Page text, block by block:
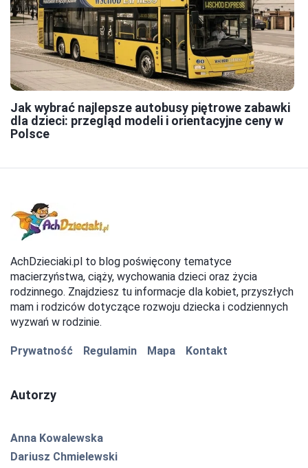
Jak wybrać najlepsze autobusy piętrowe zabawki
dla dzieci: przegląd modeli i orientacyjne ceny w
Polsce
AchDzieciaki.pl to blog poświęcony tematyce
macierzyństwa, ciąży, wychowania dzieci oraz życia
rodzinnego. Znajdziesz tu informacje dla kobiet, przyszłych
mam i rodziców dotyczące rozwoju dziecka i codziennych
wyzwań w rodzinie.
Prywatność Regulamin Mapa Kontakt
Autorzy
Anna Kowalewska
Dariusz Chmielewski